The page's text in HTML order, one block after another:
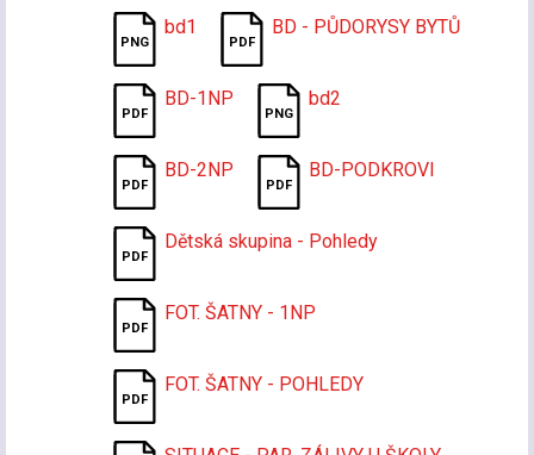
bd1
BD - PŮDORYSY BYTŮ
BD-1NP bd2
BD-2NP BD-PODKROVI
Dětská skupina - Pohledy
FOT. ŠATNY - 1NP
FOT. ŠATNY - POHLEDY